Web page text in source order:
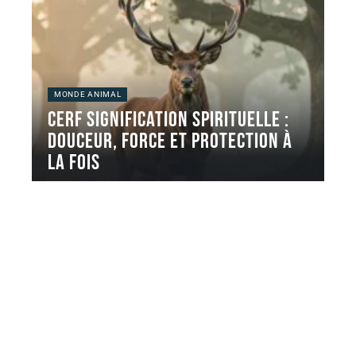
MONDE ANIMAL
Cerf signification spirituelle :
douceur, force et protection à
la fois